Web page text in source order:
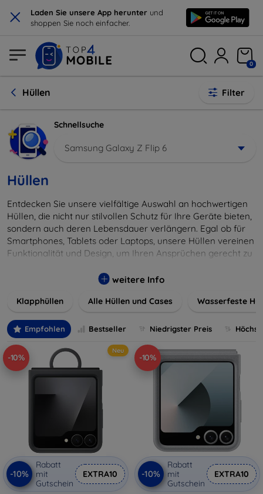
× Laden Sie unsere App herunter und
shoppen Sie noch einfacher.
0
Hüllen Filter
Schnellsuche
Samsung Galaxy Z Flip 6
Hüllen
Entdecken Sie unsere vielfältige Auswahl an hochwertigen
Hüllen, die nicht nur stilvollen Schutz für Ihre Geräte bieten,
sondern auch deren Lebensdauer verlängern. Egal ob für
Smartphones, Tablets oder Laptops, unsere Hüllen vereinen
Funktionalität und Design, um Ihren Ansprüchen gerecht zu
Farben, um Ihren persönlichen Stil perfekt zu
weitere Info
Klapphüllen Alle Hüllen und Cases Wasserfeste
Empfohlen Bestseller Niedrigster Preis
-10%
Neu
-10%
Rabatt
mit
Gutschein
EXTRA10
-10%
-10%
Rabatt
mit
Gutschein
EXTRA10